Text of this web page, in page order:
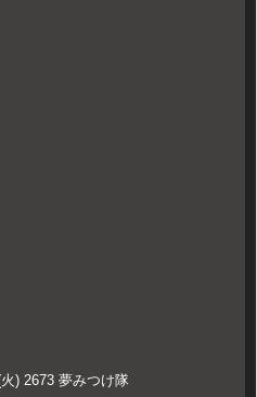
) 2673 夢みつけ隊